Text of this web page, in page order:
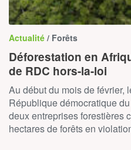
Actualité / Forêts
Déforestation en
de RDC hors-la-loi
Au début du mois de février,
République démocratique
deux entreprises forestières
hectares de forêts en